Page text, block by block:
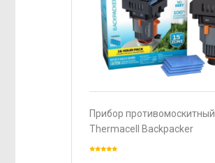
Прибор противомоскитный
Thermacell Backpacker